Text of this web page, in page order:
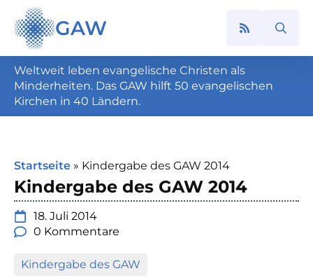
GAW
Search
Weltweit leben evangelische Christen als
Minderheiten. Das GAW hilft 50 evangelischen
Kirchen in 40 Ländern.
Startseite » Kindergabe des GAW 2014
Kindergabe des GAW 2014
18. Juli 2014
0 Kommentare
Kindergabe des GAW